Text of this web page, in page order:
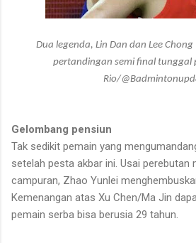
Dua legenda, Lin Dan dan Lee
pertandingan semi final tunggal
Rio/
Gelombang pensiun
Tak sedikit pemain yang
setelah pesta akbar ini. Usai perebutan
campuran, Zhao Yunlei
Kemenangan atas Xu Chen/Ma Jin
pemain serba bisa berusia 29 tahun.